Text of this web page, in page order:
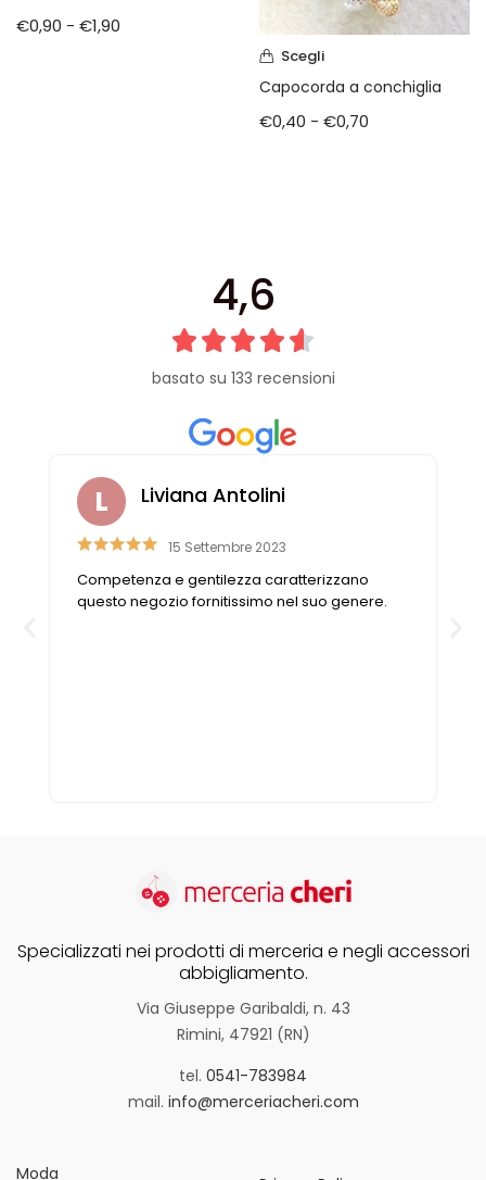
€0,90 - €1,90
Scegli
Capocorda a conchiglia
€0,40 - €0,70
4,6
basato su 133 recensioni
Raffaella Casadei
26 Luglio 2019
Non puoi non trovare ciò che cerchi. Se ciò che
cerchi non è disponibile, le commesse aiutano
Specializzati nei prodotti di merceria e negli accessori
abbigliamento.
Via Giuseppe Garibaldi, n. 43
Rimini, 47921 (RN)
tel. 0541-783984
mail. info@merceriacheri.com
Moda